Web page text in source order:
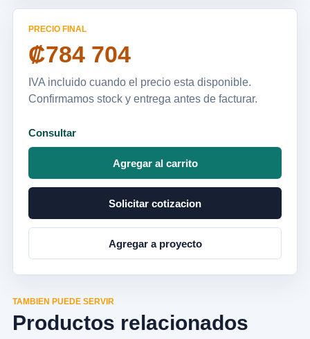
PRECIO FINAL
₡784 704
IVA incluido cuando el precio esta disponible.
Confirmamos stock y entrega antes de facturar.
Consultar
Agregar al carrito
Solicitar cotizacion
Agregar a proyecto
TAMBIEN PUEDE SERVIR
Productos relacionados